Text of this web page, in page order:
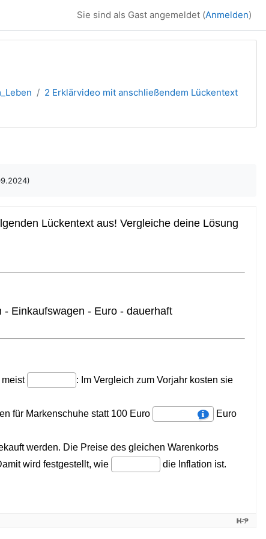
Sie sind als Gast angemeldet (Anmelden)
2 Erklärvideo mit anschließendem Lückentext